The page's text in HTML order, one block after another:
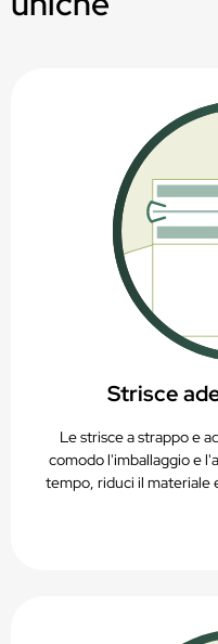
Idoneo per stampa
Strisce
Le strisce a strappo e
comodo l'imballaggio e
tempo, riduci il materiale